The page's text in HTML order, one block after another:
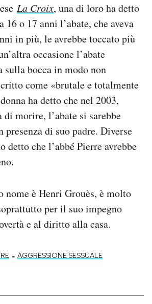
La Croix, una di loro ha detto
16 o 17 anni l’abate, che aveva
in più, le avrebbe toccato più
occasione l’abate
sulla bocca in modo non
come «brutale e totalmente
ha detto che nel 2003,
morire, l’abate si sarebbe
presenza di suo padre. Diverse
detto che l’abbé Pierre avrebbe
nome è Henri Grouès, è molto
per il suo impegno
e al diritto alla casa.
- AGGRESSIONE SESSUALE